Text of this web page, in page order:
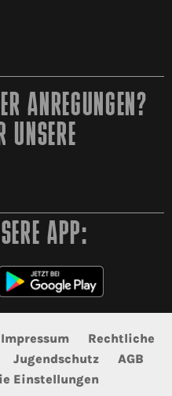
ANREGUNGEN?
UNSERE
APP:
Impressum
Rechtliche
Jugendschutz
AGB
Einstellungen